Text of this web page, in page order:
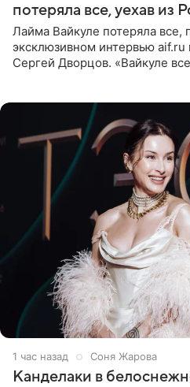
потеряла все, уехав из
Лайма Вайкуле потеряла все,
эксклюзивном интервью
Сергей Дворцов. «Вайкуле
1 час назад Соня Жарова
Канделаки в